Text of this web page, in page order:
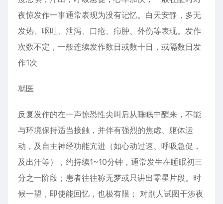
夜惊发作一事通常表现为没有记忆。白天安静，多无
发热、呕吐、泄泻、口疮、疖肿、外伤等表现。发作
次数不定，一般连续发作数日或数十日，或隔数日发
作1次
就医
反复发作的在一声惊恐性尖叫后从睡眠中醒来，不能
与环境保持适当接触，并伴有强烈的焦虑、躯体运
动，及自主神经功能亢进（如心动过速、呼吸急促，
及出汗等），约持续1~10分钟，通常发生在睡眠初三
分之一阶段；患者往往称无梦或只讲出零星片段。时
候一望，即使能回忆，也极有限； 对别人试图干涉夜